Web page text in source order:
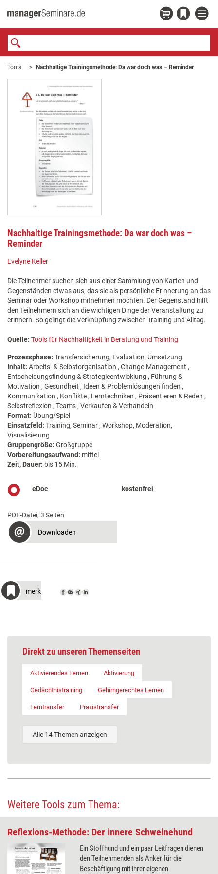
Tools Nachhaltige Trainingsmethode: Da war doch was – Reminder
Nachhaltige Trainingsmethode: Da war doch was –
Reminder
Evelyne Keller
Die Teilnehmer suchen sich aus einer Sammlung von Karten und
Gegenständen etwas aus, das sie als persönliche Erinnerung an das
Seminar oder Workshop mitnehmen möchten. Der Gegenstand hilft
den Teilnehmern sich an die wichtigen Dinge der Veranstaltung zu
erinnern. So gelingt die Verknüpfung zwischen Training und Alltag.
Quelle: Tools für Nachhaltigkeit in Beratung und Training
Prozessphase: Transfersicherung, Evaluation, Umsetzung
Inhalt: Arbeits- & Selbstorganisation , Change-Management ,
Entscheidungsfindung & Strategieentwicklung , Führung &
Motivation , Gesundheit , Ideen & Problemlösungen finden ,
Kommunikation , Konflikte , Lerntechniken , Präsentieren & Reden ,
Selbstreflexion , Teams , Verkaufen & Verhandeln
Format: Übung/Spiel
Einsatzfeld: Training, Seminar , Workshop, Moderation,
Visualisierung
Gruppengröße: Großgruppe
Vorbereitungsaufwand: mittel
Zeit, Dauer: bis 15 Min.
eDoc kostenfrei
PDF-Datei, 3 Seiten
Downloaden
merken
Direkt zu unseren Themenseiten
Aktivierendes Lernen Aktivierung
Gedächtnistraining Gehirngerechtes Lernen
Lerntransfer Praxistransfer
Alle 14 Themen anzeigen
Weitere Tools zum Thema:
Reflexions-Methode: Der innere Schweinehund
Ein Stoffhund und ein paar Leitfragen dienen
den Teilnehmenden als Anker für die
Beschäftigung mit ihrer eigenen